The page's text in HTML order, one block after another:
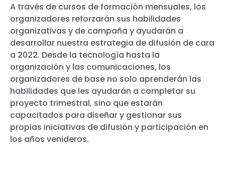
A través de cursos de formación mensuales, los
organizadores reforzarán sus habilidades
organizativas y de campaña y ayudarán a
desarrollar nuestra estrategia de difusión de cara
a 2022. Desde la tecnología hasta la
organización y las comunicaciones, los
organizadores de base no solo aprenderán las
habilidades que les ayudarán a completar su
proyecto trimestral, sino que estarán
capacitados para diseñar y gestionar sus
propias iniciativas de difusión y participación en
los años venideros.